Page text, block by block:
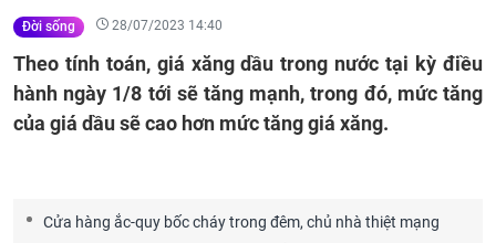
Đời sống 28/07/2023 14:40
Theo tính toán, giá xăng dầu trong nước tại kỳ điều
hành ngày 1/8 tới sẽ tăng mạnh, trong đó, mức tăng
của giá dầu sẽ cao hơn mức tăng giá xăng.
Cửa hàng ắc-quy bốc cháy trong đêm, chủ nhà thiệt mạng